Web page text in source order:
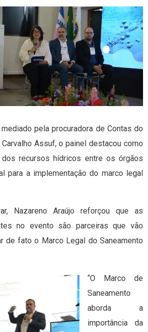
pela procuradora de Contas do
Assuf, o painel destacou como
recursos hídricos entre os órgãos
para a implementação do marco legal
Nazareno Araújo reforçou que as
no evento são parceiras que vão
de fato o Marco Legal do Saneamento
“O Marco de
Saneamento
aborda a
importância da